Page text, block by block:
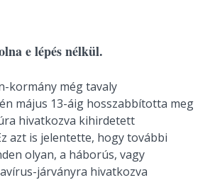
e lépés nélkül.
kormány még tavaly
május 13-áig hosszabbította meg
hivatkozva kihirdetett
azt is jelentette, hogy további
olyan, a háborús, vagy
járványra hivatkozva